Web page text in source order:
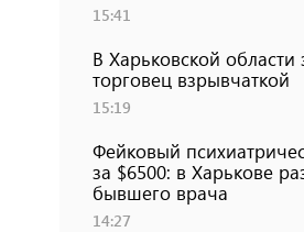
15:41
В Харьковской области
торговец взрывчаткой
15:19
Фейковый
за $6500: в Харькове
бывшего врача
14:27